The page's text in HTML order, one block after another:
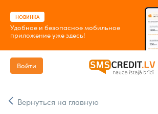
НОВИНКА
Удобное и безопасное мобильное
приложение уже здесь!
Войти
Вернуться на главную